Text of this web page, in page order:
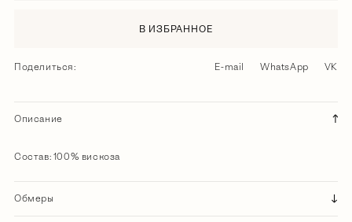
В ИЗБРАННОЕ
Поделиться: E-mail WhatsApp VK
Описание
Состав: 100% вискоза
Обмеры